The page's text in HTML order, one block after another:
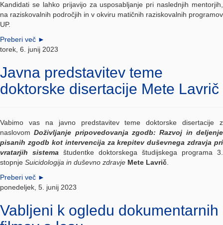
Kandidati se lahko prijavijo za usposabljanje pri naslednjih mentorjih,
na raziskovalnih področjih in v okviru matičnih raziskovalnih programov
UP.
Preberi več ►
torek, 6. junij 2023
Javna predstavitev teme
doktorske disertacije Mete Lavrič
Vabimo vas na javno predstavitev teme doktorske disertacije z
naslovomDoživljanje pripovedovanja zgodb: Razvoj in deljenje
pisanih zgodb kot intervencija za krepitev duševnega zdravja pri
vratarjih sistema študentke doktorskega študijskega programa 3.
stopnje Suicidologija in duševno zdravje Mete Lavrič
Preberi več ►
ponedeljek, 5. junij 2023
Vabljeni k ogledu dokumentarnih